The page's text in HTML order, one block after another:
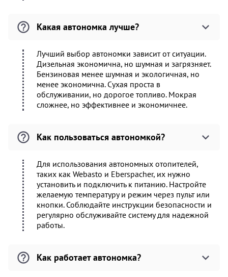
Какая автономка лучше?
Лучший выбор автономки зависит от ситуации.
Дизельная экономична, но шумная и загрязняет.
Бензиновая менее шумная и экологичная, но
менее экономична. Сухая проста в
обслуживании, но дорогое топливо. Мокрая
сложнее, но эффективнее и экономичнее.
Как пользоваться автономкой?
Для использования автономных отопителей,
таких как Webasto и Eberspacher, их нужно
установить и подключить к питанию. Настройте
желаемую температуру и режим через пульт или
кнопки. Соблюдайте инструкции безопасности и
регулярно обслуживайте систему для надежной
работы.
Как работает автономка?